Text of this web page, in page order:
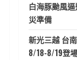
白海豚颱風
災準備
新光三越 台
8/18-8/19登